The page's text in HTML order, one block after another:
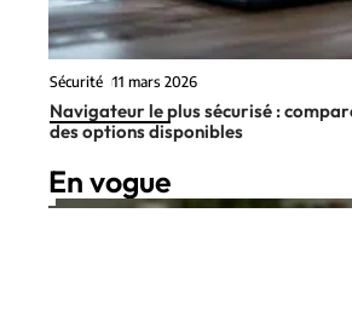
Sécurité 11 mars 2026
Navigateur le plus sécurisé :
des options disponibles
En vogue